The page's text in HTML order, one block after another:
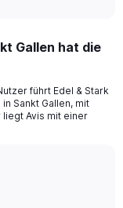
Gallen hat die
führt Edel & Stark
Sankt Gallen, mit
Avis mit einer